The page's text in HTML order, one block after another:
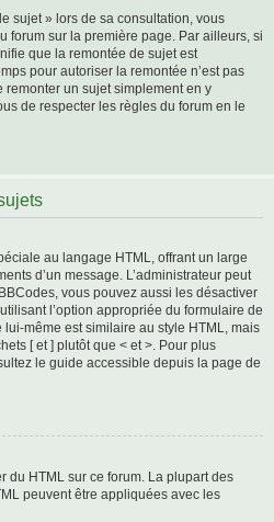
sujet » lors de sa consultation, vous
forum sur la première page. Par ailleurs, si
que la remontée de sujet est
pour autoriser la remontée n’est pas
un sujet simplement en y
de respecter les règles du forum en le
au langage HTML, offrant un large
d’un message. L’administrateur peut
vous pouvez aussi les désactiver
l’option appropriée du formulaire de
même est similaire au style HTML, mais
[ et ] plutôt que < et >. Pour plus
le guide accessible depuis la page de
du HTML sur ce forum. La plupart des
peuvent être appliquées avec les